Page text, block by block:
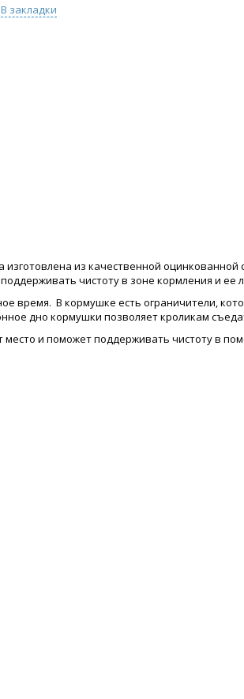
В закладки
из качественной
чистоту в зоне кормления и ее
время. В кормушке есть ограничители,
дно кормушки позволяет кроликам
и поможет поддерживать чистоту в